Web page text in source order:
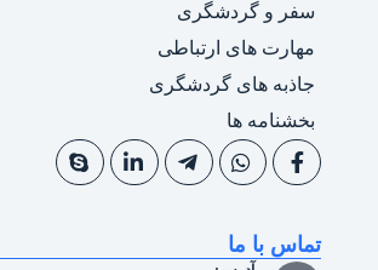
سفر و گردشگری
مهارت های ارتباطی
جاذبه های گردشگری
بخشنامه ها
تماس با ما